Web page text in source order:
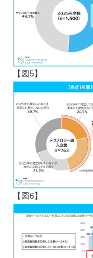
【図5】
【図6】